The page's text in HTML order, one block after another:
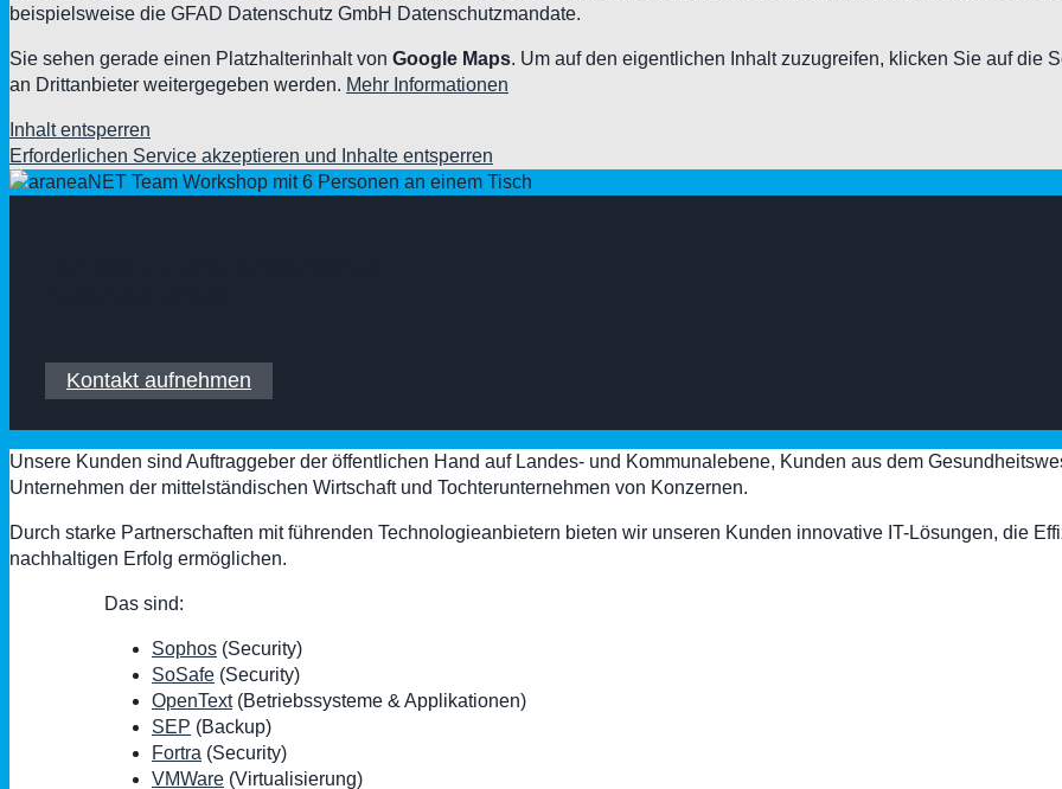
beispielsweise die GFAD Datenschutz GmbH Datenschutzmandate.
Sie sehen gerade einen Platzhalterinhalt von Google Maps. Um auf den eigentlichen Inhalt zuzugreifen, klicken Sie auf die
an Drittanbieter weitergegeben werden. Mehr Informationen
Inhalt entsperren
Erforderlichen Service akzeptieren und Inhalte entsperren
Kontakt aufnehmen
Unsere Kunden sind Auftraggeber der öffentlichen Hand auf Landes- und Kommunalebene, Kunden aus dem
Unternehmen der mittelständischen Wirtschaft und Tochterunternehmen von Konzernen.
Durch starke Partnerschaften mit führenden Technologieanbietern bieten wir unseren Kunden innovative IT-Lösungen, die
nachhaltigen Erfolg ermöglichen.
Das sind:
Sophos (Security)
SoSafe (Security)
OpenText(Betriebssysteme & Applikationen)
SEP (Backup)
Fortra (Security)
VMWare (Virtualisierung)